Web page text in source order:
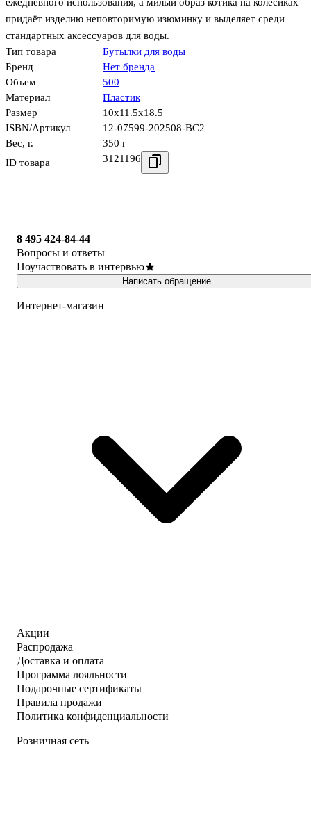
ежедневного использования, а милый образ котика на колёсиках
придаёт изделию неповторимую изюминку и выделяет среди
стандартных аксессуаров для воды.
Тип товара
Бутылки для воды
Бренд
Нет бренда
Объем
500
Материал
Пластик
Размер
10x11.5x18.5
ISBN/Артикул
12-07599-202508-BC2
Вес, г.
350 г
ID товара
3121196
8 495 424-84-44
Вопросы и ответы
Поучаствовать в интервью
Написать обращение
Интернет-магазин
Акции
Распродажа
Доставка и оплата
Программа лояльности
Подарочные сертификаты
Правила продажи
Политика конфиденциальности
Розничная сеть